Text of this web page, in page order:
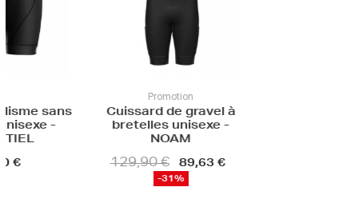
gravel à
unisexe -
89,63 €
Fin de série
Cuissard de cyclisme à
bretelles homme -
COLOR
45,00 € Dernier prix !